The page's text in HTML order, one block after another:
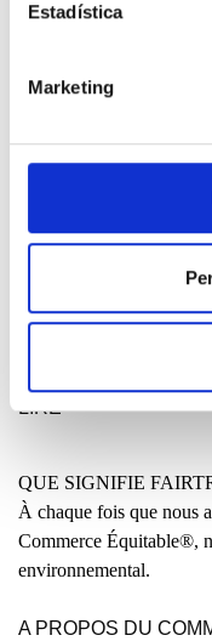
Estadística
Marketing
Votre espace pour être
vous pouvez participer à
FABRIQUÉ AU PAYS
ne sont pas
voudraient comprendre
LIRE
QUE SIGNIFIE
À chaque fois que nous
Commerce Équitable®,
environnemental.
A PROPOS DU